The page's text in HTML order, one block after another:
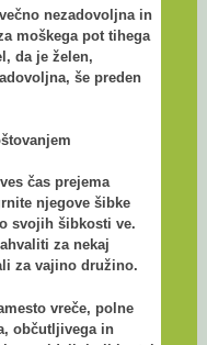
nezadovoljna in
moškega pot tihega
da je želen,
še preden
čas prejema
njegove šibke
svojih šibkosti ve.
za nekaj
za vajino družino.
vreče, polne
občutljivega in